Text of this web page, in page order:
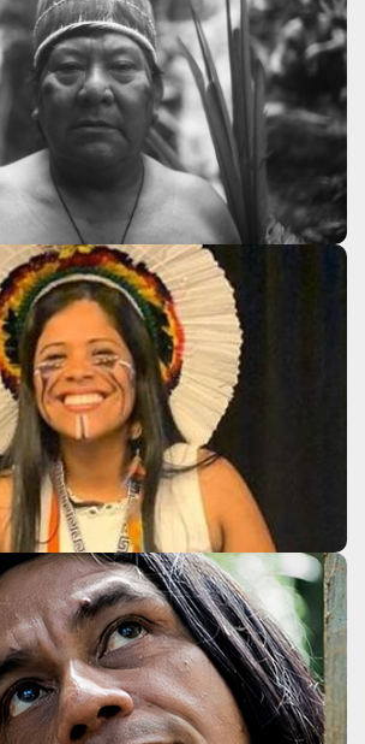
Kopenawa
Clique aqui
Kawany Kariri Xocó
Fulkaxó
Clique aqui
Kayapó